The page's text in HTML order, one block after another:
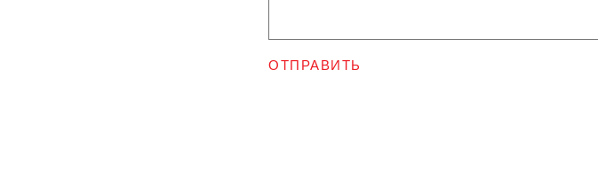
ОТПРАВИТЬ